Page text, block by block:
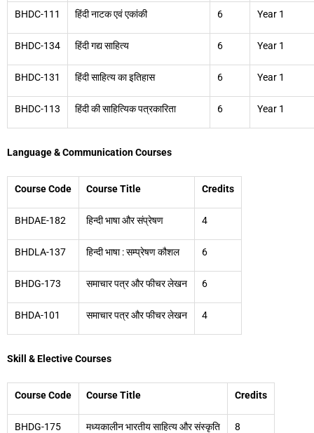
BHDC-111 हिंदी नाटक एवं एकांकी 6 Year 1
BHDC-134 हिंदी गद्य साहित्य 6 Year 1
BHDC-131 हिंदी साहित्य का इतिहास 6 Year 1
BHDC-113 हिंदी की साहित्यिक पत्रकारिता 6 Year 1
Language & Communication Courses
Course Code Course Title Credits
BHDAE-182 हिन्दी भाषा और संप्रेषण 4
BHDLA-137 हिन्दी भाषा : सम्प्रेषण कौशल 6
BHDG-173 समाचार पत्र और फीचर लेखन 6
BHDA-101 समाचार पत्र और फीचर लेखन 4
Skill & Elective Courses
Course Code Course Title Credits
BHDG-175 मध्यकालीन भारतीय साहित्य और संस्कृति 8